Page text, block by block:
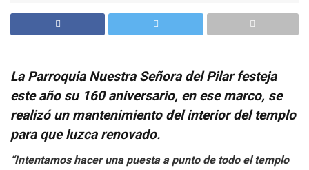
La Parroquia Nuestra Señora del Pilar festeja
este año su 160 aniversario, en ese marco, se
realizó un mantenimiento del interior del templo
para que luzca renovado.
“Intentamos hacer una puesta a punto de todo el templo